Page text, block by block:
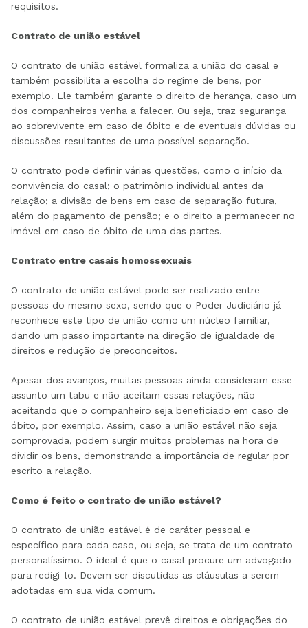
requisitos.
Contrato de união estável
O contrato de união estável formaliza a união do casal e
também possibilita a escolha do regime de bens, por
exemplo. Ele também garante o direito de herança, caso um
dos companheiros venha a falecer. Ou seja, traz segurança
ao sobrevivente em caso de óbito e de eventuais dúvidas ou
discussões resultantes de uma possível separação.
O contrato pode definir várias questões, como o início da
convivência do casal; o patrimônio individual antes da
relação; a divisão de bens em caso de separação futura,
além do pagamento de pensão; e o direito a permanecer no
imóvel em caso de óbito de uma das partes.
Contrato entre casais homossexuais
O contrato de união estável pode ser realizado entre
pessoas do mesmo sexo, sendo que o Poder Judiciário já
reconhece este tipo de união como um núcleo familiar,
dando um passo importante na direção de igualdade de
direitos e redução de preconceitos.
Apesar dos avanços, muitas pessoas ainda consideram esse
assunto um tabu e não aceitam essas relações, não
aceitando que o companheiro seja beneficiado em caso de
óbito, por exemplo. Assim, caso a união estável não seja
comprovada, podem surgir muitos problemas na hora de
dividir os bens, demonstrando a importância de regular por
escrito a relação.
Como é feito o contrato de união estável?
O contrato de união estável é de caráter pessoal e
específico para cada caso, ou seja, se trata de um contrato
personalíssimo. O ideal é que o casal procure um advogado
para redigi-lo. Devem ser discutidas as cláusulas a serem
adotadas em sua vida comum.
O contrato de união estável prevê direitos e obrigações do